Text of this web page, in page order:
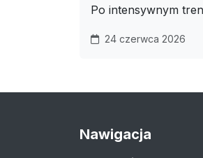
Po intensywnym
24 czerwca 2026
Nawigacja